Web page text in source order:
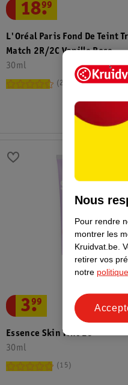
L'Oréal Paris Fond De Teint
Match 2R/2C Vanille Rose
30ml
18.
99
236
Essence Skin Tint 20
30ml
3.
99
15
Nous
Pour rendre
montrer les
Kruidvat.be.
retirer vos
notre